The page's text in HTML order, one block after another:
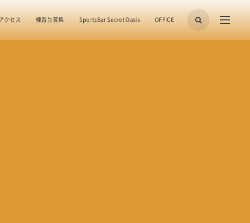
クセス 練習生募集 SportsBar Secret Oasis OFFICE